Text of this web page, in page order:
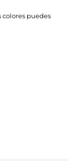
colores puedes